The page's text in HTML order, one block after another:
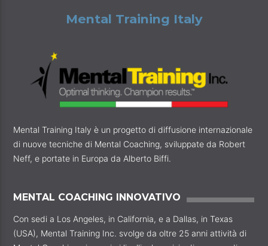
Mental Training Italy
Mental Training Italy è un progetto di diffusione internazionale
di nuove tecniche di Mental Coaching, sviluppate da Robert
Neff, e portate in Europa da Alberto Biffi.
MENTAL COACHING INNOVATIVO
Con sedi a Los Angeles, in California, e a Dallas, in Texas
(USA), Mental Training Inc. svolge da oltre 25 anni attività di